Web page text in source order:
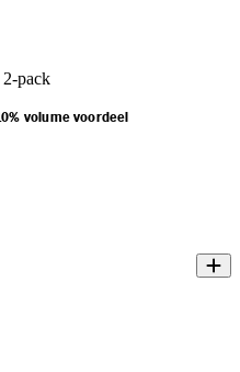
2-pack
volume voordeel